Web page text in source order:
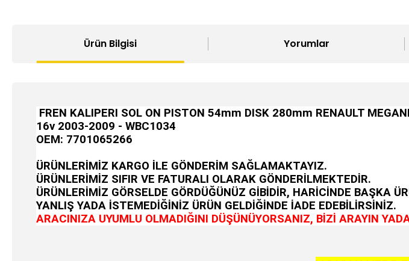
Ürün Bilgisi Yorumlar
FREN KALIPERI SOL ON PISTON 54mm DISK 280mm RENAULT
16v 2003-2009 - WBC1034
OEM: 7701065266
ÜRÜNLERİMİZ KARGO İLE GÖNDERİM SAĞLAMAKTAYIZ.
ÜRÜNLERİMİZ SIFIR VE FATURALI OLARAK GÖNDERİLMEKTEDİR.
ÜRÜNLERİMİZ GÖRSELDE GÖRDÜĞÜNÜZ GİBİDİR, HARİCİNDE BAŞKA
YANLIŞ YADA İSTEMEDİĞİNİZ ÜRÜN GELDİĞİNDE İADE EDEBİLİRSİNİZ.
ARACINIZA UYUMLU OLMADIĞINI DÜŞÜNÜYORSANIZ, BİZİ ARAYIN